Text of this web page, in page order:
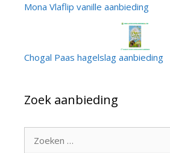
Mona Vlaflip vanille aanbieding
Chogal Paas hagelslag aanbieding
Zoek aanbieding
naar: